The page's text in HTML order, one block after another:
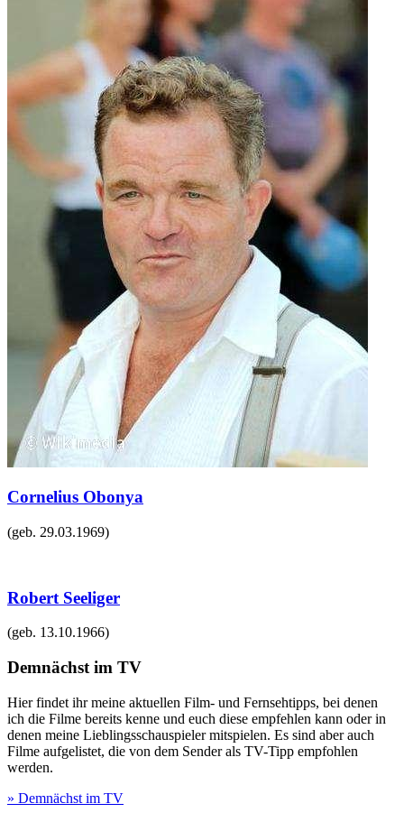
Cornelius Obonya
(geb. 29.03.1969)
Robert Seeliger
(geb. 13.10.1966)
Demnächst im TV
Hier findet ihr meine aktuellen Film- und Fernsehtipps, bei denen
ich die Filme bereits kenne und euch diese empfehlen kann oder in
denen meine Lieblingsschauspieler mitspielen. Es sind aber auch
Filme aufgelistet, die von dem Sender als TV-Tipp empfohlen
werden.
» Demnächst im TV